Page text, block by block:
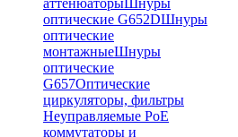
оптические G652DШнуры
оптические
монтажныеШнуры
оптические
G657Оптические
циркуляторы, фильтры
Неуправляемые PoE
коммутаторы и